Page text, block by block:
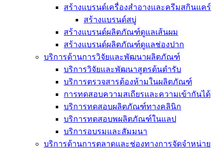
สร้างแบรนด์เครื่องสำอางและครีมสกินแคร์
สร้างแบรนด์สบู่
สร้างแบรนด์ผลิตภัณฑ์ดูแลเส้นผม
สร้างแบรนด์ผลิตภัณฑ์ดูแลช่องปาก
บริการด้านการวิจัยและพัฒนาผลิตภัณฑ์
บริการวิจัยและพัฒนาสูตรต้นตำรับ
บริการตรวจสารต้องห้ามในผลิตภัณฑ์
การทดสอบความสเถียรและความเข้ากันได้
บริการทดสอบผลิตภัณฑ์ทางคลินิก
บริการทดสอบพผลิตภัณฑ์ในแลป
บริการอบรมและสัมมนา
บริการด้านการตลาดและช่องทางการจัดจำหน่าย